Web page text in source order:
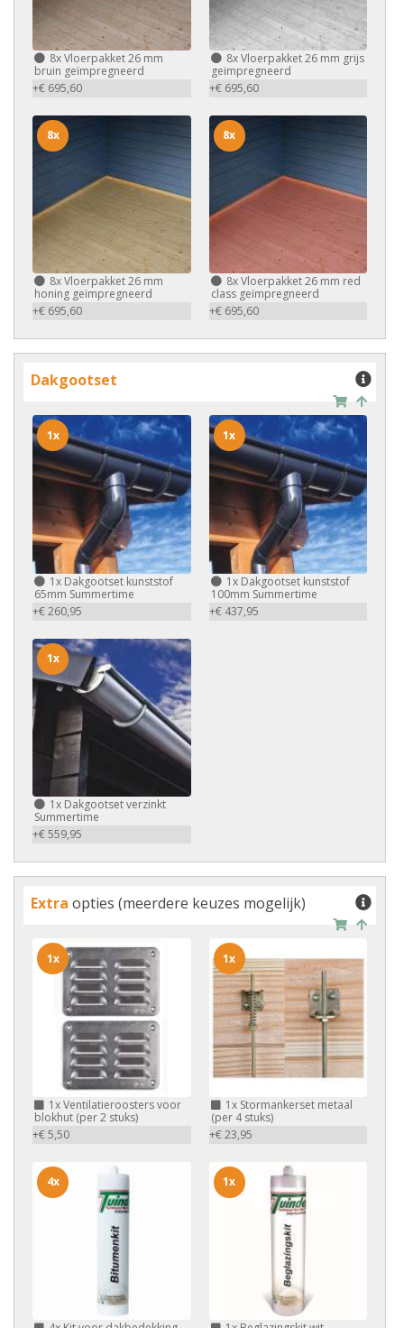
8xVloerpakket 26 mm
bruin geïmpregneerd
+€ 695,60
8xVloerpakket 26 mm grijs
geïmpregneerd
+€ 695,60
8xVloerpakket 26 mm
honing geïmpregneerd
+€ 695,60
8x
8xVloerpakket 26 mm red
class geïmpregneerd
+€ 695,60
8x
Dakgootset
1x Dakgootset kunststof
65mm Summertime
+€ 260,95
1x
1xDakgootset kunststof
100mm Summertime
+€ 437,95
1x
1x Dakgootset verzinkt
Summertime
+€ 559,95
1x
Extra opties (meerdere keuzes mogelijk)
1xVentilatieroosters voor
blokhut (per 2 stuks)
+€ 5,50
1x
1xStormankerset metaal
(per 4 stuks)
+€ 23,95
1x
4x 1x